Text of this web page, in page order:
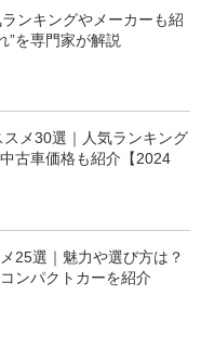
ンキングやメーカーも紹
”を専門家が解説
メ30選｜人気ランキング
古車価格も紹介【2024
25選｜魅力や選び方は？
ンパクトカーを紹介